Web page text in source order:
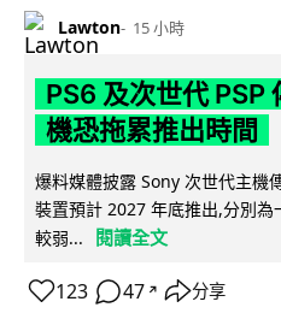
Lawton 15 小時
PS6 及次世代 PSP
機恐拖累推出時間
爆料媒體披露 Sony 次世代主機
裝置預計 2027 年底推出,分別
較弱...
閱讀全文
123 47 ↗ 分享